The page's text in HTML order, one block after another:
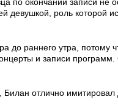
девушкой, роль которой
до раннего утра, потому
и записи
, Билан отлично имитировал